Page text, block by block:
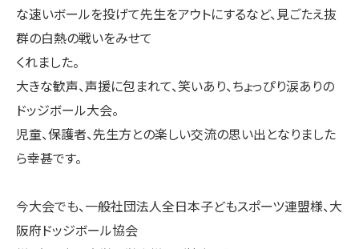
な速いボールを投げて先生をアウトにするなど、見ごたえ抜
群の白熱の戦いをみせて
くれました。
大きな歓声、声援に包まれて、笑いあり、ちょっぴり涙ありの
ドッジボール大会。
児童、保護者、先生方との楽しい交流の思い出となりました
ら幸甚です。
今大会でも、一般社団法人全日本子どもスポーツ連盟様、大
阪府ドッジボール協会